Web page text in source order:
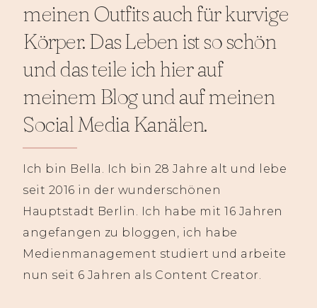
meinen Outfits auch für kurvige
Körper. Das Leben ist so schön
und das teile ich hier auf
meinem Blog und auf meinen
Social Media Kanälen.
Ich bin Bella. Ich bin 28 Jahre alt und lebe
seit 2016 in der wunderschönen
Hauptstadt Berlin. Ich habe mit 16 Jahren
angefangen zu bloggen, ich habe
Medienmanagement studiert und arbeite
nun seit 6 Jahren als Content Creator.